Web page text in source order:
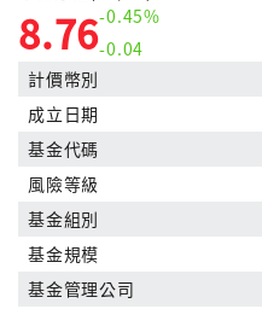
8.76-0.45%
-0.04
計價幣別
成立日期
基金代碼
風險等級
基金組別
基金規模
基金管理公司